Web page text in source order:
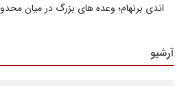
اندی برنهام؛ وعده های بزرگ در میان
آرشیو